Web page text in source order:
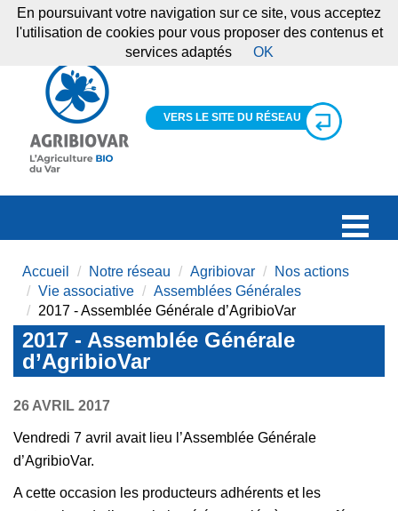
VERS LE SITE DU RÉSEAU
Accueil Notre réseau Agribiovar
Nos actions
Vie associative
Assemblées Générales
2017 - Assemblée Générale d’AgribioVar
2017 - Assemblée Générale
d’AgribioVar
26 AVRIL 2017
Vendredi 7 avril avait lieu l’Assemblée Générale
d’AgribioVar.
A cette occasion les producteurs adhérents et les
En poursuivant votre navigation sur ce site, vous acceptez
l'utilisation de cookies pour vous proposer des contenus et
services adaptés
OK